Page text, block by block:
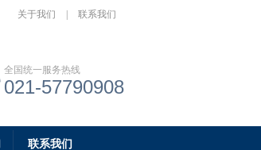
关于我们 联系我们
全国统一服务热线
021-57790908
联系我们